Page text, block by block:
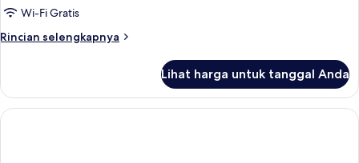
Wi-Fi Gratis
Rincian selengkapnya
Rincian
Kamar
Lihat harga untuk tanggal Anda